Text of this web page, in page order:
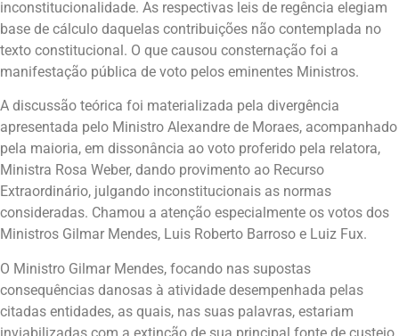
inconstitucionalidade. As respectivas leis de regência elegiam
base de cálculo daquelas contribuições não contemplada no
texto constitucional. O que causou consternação foi a
manifestação pública de voto pelos eminentes Ministros.
A discussão teórica foi materializada pela divergência
apresentada pelo Ministro Alexandre de Moraes, acompanhado
pela maioria, em dissonância ao voto proferido pela relatora,
Ministra Rosa Weber, dando provimento ao Recurso
Extraordinário, julgando inconstitucionais as normas
consideradas. Chamou a atenção especialmente os votos dos
Ministros Gilmar Mendes, Luis Roberto Barroso e Luiz Fux.
O Ministro Gilmar Mendes, focando nas supostas
consequências danosas à atividade desempenhada pelas
citadas entidades, as quais, nas suas palavras, estariam
inviabilizadas com a extinção de sua principal fonte de custeio,